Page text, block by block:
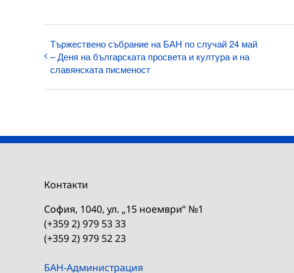
Тържествено събрание на БАН по случай 24 май
– Деня на българската просвета и култура и на
славянската писменост
Контакти
София, 1040, ул. „15 ноември“ №1
(+359 2) 979 53 33
(+359 2) 979 52 23
БАН-Администрация